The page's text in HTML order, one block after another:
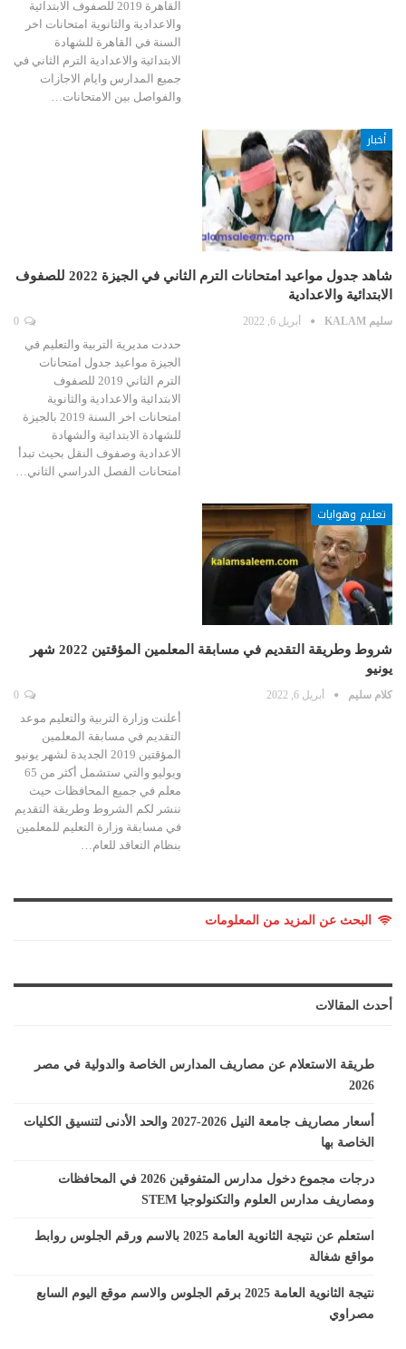
القاهرة 2019 للصفوف الابتدائية
والاعدادية والثانوية امتحانات اخر
السنة في القاهرة للشهادة
الابتدائية والاعدادية الترم الثاني في
جميع المدارس وايام الاجازات
والفواصل بين الامتحانات…
أخبار
شاهد جدول مواعيد امتحانات الترم الثاني في الجيزة 2022 للصفوف
الابتدائية والاعدادية
سليم KALAM أبريل 6, 2022
حددت مديرية التربية والتعليم في
الجيزة مواعيد جدول امتحانات
الترم الثاني 2019 للصفوف
الابتدائية والاعدادية والثانوية
امتحانات اخر السنة 2019 بالجيزة
للشهادة الابتدائية والشهادة
الاعدادية وصفوف النقل بحيث تبدأ
امتحانات الفصل الدراسي الثاني…
تعليم وهوايات
شروط وطريقة التقديم في مسابقة المعلمين المؤقتين 2022 شهر
يونيو
كلام سليم أبريل 6, 2022
أعلنت وزارة التربية والتعليم موعد
التقديم في مسابقة المعلمين
المؤقتين 2019 الجديدة لشهر يونيو
ويوليو والتي ستشمل أكثر من 65
معلم في جميع المحافظات حيث
ننشر لكم الشروط وطريقة التقديم
في مسابقة وزارة التعليم للمعلمين
بنظام التعاقد للعام…
البحث عن المزيد من المعلومات
أحدث المقالات
طريقة الاستعلام عن مصاريف المدارس الخاصة والدولية في مصر
2026
أسعار مصاريف جامعة النيل 2026-2027 والحد الأدنى لتنسيق الكليات
الخاصة بها
درجات مجموع دخول مدارس المتفوقين 2026 في المحافظات
ومصاريف مدارس العلوم والتكنولوجيا STEM
استعلم عن نتيجة الثانوية العامة 2025 بالاسم ورقم الجلوس روابط
مواقع شغالة
نتيجة الثانوية العامة 2025 برقم الجلوس والاسم موقع اليوم السابع
مصراوي